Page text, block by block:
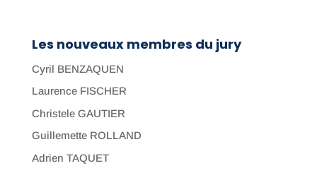
Les nouveaux membres du jury
Cyril BENZAQUEN
Laurence FISCHER
Christele GAUTIER
Guillemette ROLLAND
Adrien TAQUET